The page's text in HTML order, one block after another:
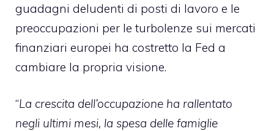
guadagni deludenti di posti di lavoro e le
preoccupazioni per le turbolenze sui mercati
finanziari europei ha costretto la Fed a
cambiare la propria visione.
“La crescita dell’occupazione ha rallentato
negli ultimi mesi, la spesa delle famiglie